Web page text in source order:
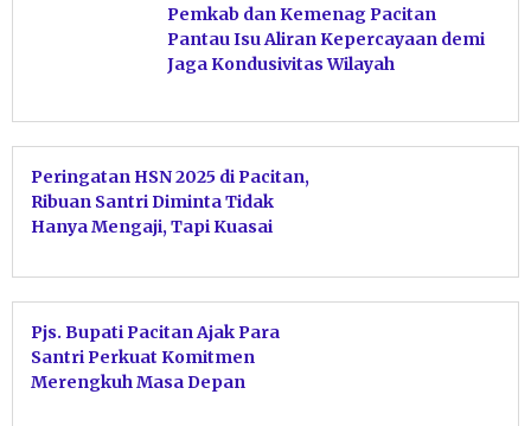
Pemkab dan Kemenag Pacitan
Pantau Isu Aliran Kepercayaan demi
Jaga Kondusivitas Wilayah
Peringatan HSN 2025 di Pacitan,
Ribuan Santri Diminta Tidak
Hanya Mengaji, Tapi Kuasai
Pjs. Bupati Pacitan Ajak Para
Santri Perkuat Komitmen
Merengkuh Masa Depan